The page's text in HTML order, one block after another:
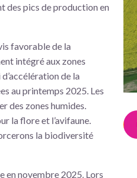
des pics de production en
favorable de la
intégré aux zones
de la
au printemps 2025. Les
des zones humides.
la flore et l’avifaune.
la biodiversité
en novembre 2025. Lors